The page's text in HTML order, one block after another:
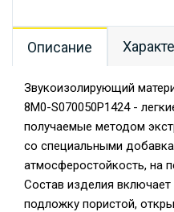
Описание
Звукоизолирующий
8M0-S070050P1424 -
получаемые методом
со специальными
атмосферостойкость, на
Состав изделия
подложку пористой,